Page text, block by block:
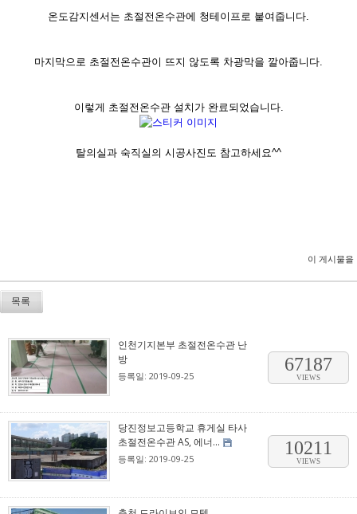
온도감지센서는 초절전온수관에 청테이프로 붙여줍니다.
마지막으로 초절전온수관이 뜨지 않도록 차광막을 깔아줍니다.
이렇게 초절전온수관 설치가 완료되었습니다.
탈의실과 숙직실의 시공사진도 참고하세요^^
이 게시물을
목록
인천기지본부 초절전온수관 난
방
등록일: 2019-09-25
67187
VIEWS
당진정보고등학교 휴게실 타사
초절전온수관 AS, 에너...
등록일: 2019-09-25
10211
VIEWS